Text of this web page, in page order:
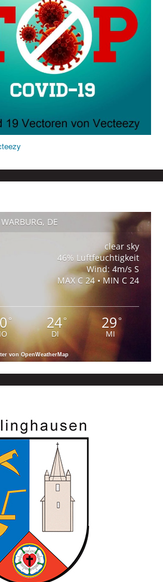
WARBURG, DE
clear sky
46% Luftfeuchtigkeit
Wind: 4m/s S
MAX C 24 • MIN C 24
° 24°
DI
29°
MI
von OpenWeatherMap